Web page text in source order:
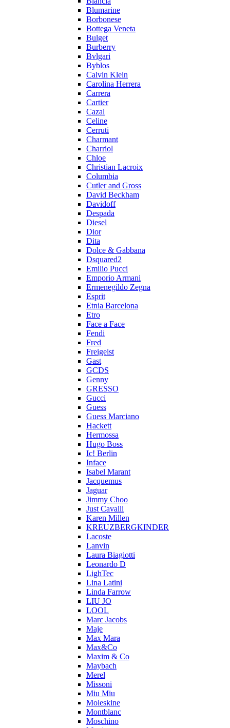
Blumarine
Borbonese
Bottega Veneta
Bulget
Burberry
Bvlgari
Byblos
Calvin Klein
Carolina Herrera
Carrera
Cartier
Cazal
Celine
Cerruti
Charmant
Charriol
Chloe
Christian Lacroix
Columbia
Cutler and Gross
David Beckham
Davidoff
Despada
Diesel
Dior
Dita
Dolce & Gabbana
Dsquared2
Emilio Pucci
Emporio Armani
Ermenegildo Zegna
Esprit
Etnia Barcelona
Etro
Face a Face
Fendi
Fred
Freigeist
Gast
GCDS
Genny
GRESSO
Gucci
Guess
Guess Marciano
Hackett
Hermossa
Hugo Boss
Ic! Berlin
Inface
Isabel Marant
Jacquemus
Jaguar
Jimmy Choo
Just Cavalli
Karen Millen
KREUZBERGKINDER
Lacoste
Lanvin
Laura Biagiotti
Leonardo D
LighTec
Lina Latini
Linda Farrow
LIU JO
LOOL
Marc Jacobs
Maje
Max Mara
Max&Co
Maxim & Co
Maybach
Merel
Missoni
Miu Miu
Moleskine
Montblanc
Moschino